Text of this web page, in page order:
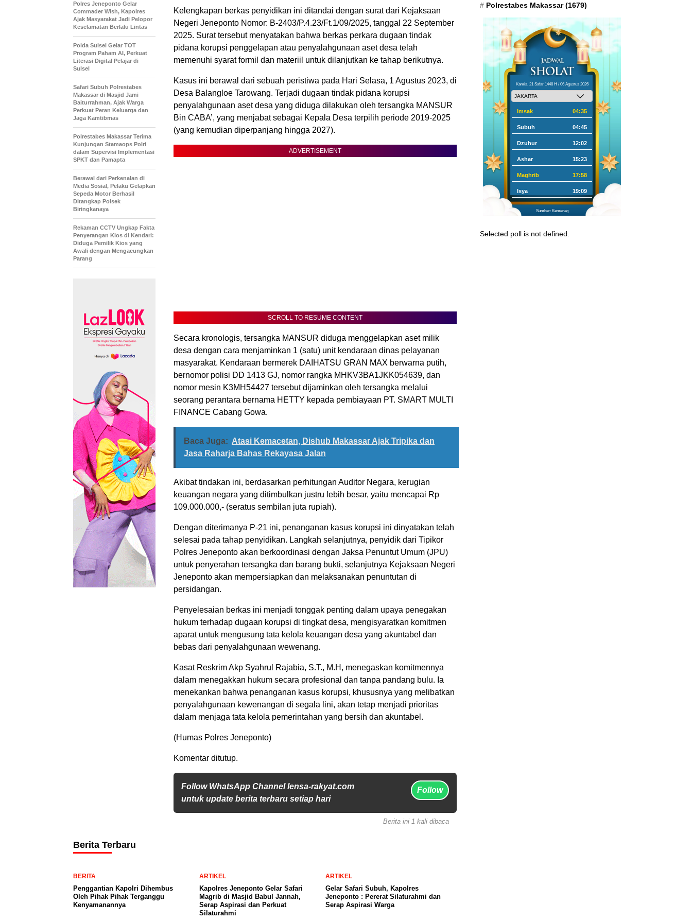
Kelengkapan berkas penyidikan ini ditandai dengan surat dari Kejaksaan
Negeri Jeneponto Nomor: B-2403/P.4.23/Ft.1/09/2025, tanggal 22 September
2025. Surat tersebut menyatakan bahwa berkas perkara dugaan tindak
pidana korupsi penggelapan atau penyalahgunaan aset desa telah
memenuhi syarat formil dan materiil untuk dilanjutkan ke tahap berikutnya.
Kasus ini berawal dari sebuah peristiwa pada Hari Selasa, 1 Agustus 2023, di
Desa Balangloe Tarowang. Terjadi dugaan tindak pidana korupsi
penyalahgunaan aset desa yang diduga dilakukan oleh tersangka MANSUR
Bin CABA’, yang menjabat sebagai Kepala Desa terpilih periode 2019-2025
(yang kemudian diperpanjang hingga 2027).
ADVERTISEMENT
SCROLL TO RESUME CONTENT
Secara kronologis, tersangka MANSUR diduga menggelapkan aset milik
desa dengan cara menjaminkan 1 (satu) unit kendaraan dinas pelayanan
masyarakat. Kendaraan bermerek DAIHATSU GRAN MAX berwarna putih,
bernomor polisi DD 1413 GJ, nomor rangka MHKV3BA1JKK054639, dan
nomor mesin K3MH54427 tersebut dijaminkan oleh tersangka melalui
seorang perantara bernama HETTY kepada pembiayaan PT. SMART MULTI
FINANCE Cabang Gowa.
Baca Juga: Atasi Kemacetan, Dishub Makassar Ajak Tripika dan
Jasa Raharja Bahas Rekayasa Jalan
Akibat tindakan ini, berdasarkan perhitungan Auditor Negara, kerugian
keuangan negara yang ditimbulkan justru lebih besar, yaitu mencapai Rp
109.000.000,- (seratus sembilan juta rupiah).
Dengan diterimanya P-21 ini, penanganan kasus korupsi ini dinyatakan telah
selesai pada tahap penyidikan. Langkah selanjutnya, penyidik dari Tipikor
Polres Jeneponto akan berkoordinasi dengan Jaksa Penuntut Umum (JPU)
untuk penyerahan tersangka dan barang bukti, selanjutnya Kejaksaan Negeri
Jeneponto akan mempersiapkan dan melaksanakan penuntutan di
persidangan.
Penyelesaian berkas ini menjadi tonggak penting dalam upaya penegakan
hukum terhadap dugaan korupsi di tingkat desa, mengisyaratkan komitmen
aparat untuk mengusung tata kelola keuangan desa yang akuntabel dan
bebas dari penyalahgunaan wewenang.
Kasat Reskrim Akp Syahrul Rajabia, S.T., M.H, menegaskan komitmennya
dalam menegakkan hukum secara profesional dan tanpa pandang bulu. Ia
menekankan bahwa penanganan kasus korupsi, khususnya yang melibatkan
penyalahgunaan kewenangan di segala lini, akan tetap menjadi prioritas
dalam menjaga tata kelola pemerintahan yang bersih dan akuntabel.
(Humas Polres Jeneponto)
Komentar ditutup.
Follow WhatsApp Channel lensa-rakyat.com
untuk update berita terbaru setiap hari
Follow
Polres Jeneponto Gelar
Commader Wish, Kapolres
Ajak Masyarakat Jadi Pelopor
Keselamatan Berlalu Lintas
Polda Sulsel Gelar TOT
Program Paham AI, Perkuat
Literasi Digital Pelajar di
Sulsel
Safari Subuh Polrestabes
Makassar di Masjid Jami
Baiturrahman, Ajak Warga
Perkuat Peran Keluarga dan
Jaga Kamtibmas
Polrestabes Makassar Terima
Kunjungan Stamaops Polri
dalam Supervisi Implementasi
SPKT dan Pamapta
Berawal dari Perkenalan di
Media Sosial, Pelaku Gelapkan
Sepeda Motor Berhasil
Ditangkap Polsek
Biringkanaya
Rekaman CCTV Ungkap Fakta
Penyerangan Kios di Kendari:
Diduga Pemilik Kios yang
Awali dengan Mengacungkan
Parang
Berita ini 1 kali dibaca
Berita Terbaru
BERITA
Penggantian Kapolri Dihembus
Oleh Pihak Pihak Terganggu
Kenyamanannya
ARTIKEL
Kapolres Jeneponto Gelar Safari
Magrib di Masjid Babul Jannah,
Serap Aspirasi dan Perkuat
Silaturahmi
ARTIKEL
Gelar Safari Subuh, Kapolres
Jeneponto : Pererat Silaturahmi dan
Serap Aspirasi Warga
Polrestabes Makassar(1679)
Kamis, 21 Safar 1448 H / 06 Agustus 2026
Imsak 04:35
Subuh 04:45
Dzuhur 12:02
Ashar 15:23
Maghrib 17:58
Isya 19:09
Sumber: Kemenag
Selected poll is not defined.